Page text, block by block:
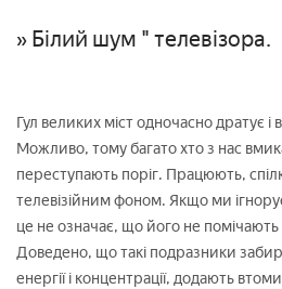
» Білий шум " телевізора.
Гул великих міст одночасно дратує і
Можливо, тому багато хто з нас
переступають поріг. Працюють,
телевізійним фоном. Якщо ми
це не означає, що його не
Доведено, що такі подразники
енергії і концентрації, додають